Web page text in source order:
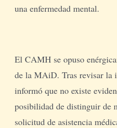
una enfermedad mental.
El CAMH se opuso
de la MAiD. Tras revisar la
informó que no existe
posibilidad de distinguir de
solicitud de asistencia